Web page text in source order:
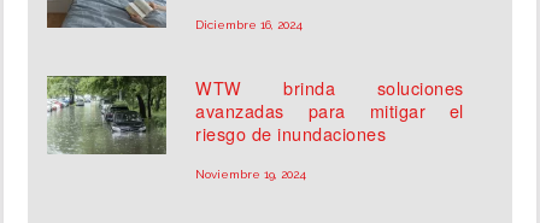
Diciembre 16, 2024
WTW brinda soluciones
avanzadas para mitigar el
riesgo de inundaciones
Noviembre 19, 2024